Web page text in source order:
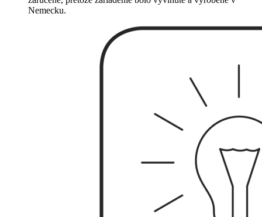
Nemecku.